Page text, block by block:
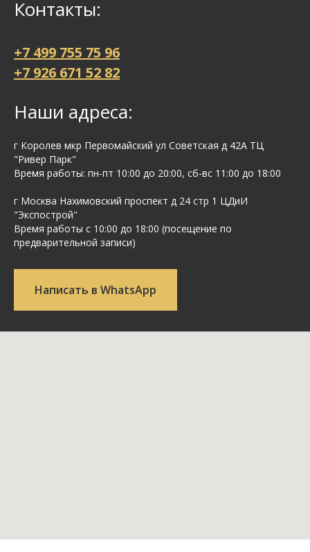
Контакты:
+7 499 755 75 96
+7 926 671 52 82
Наши адреса:
г Королев мкр Первомайский ул Cоветская д 42А ТЦ
"Ривер Парк"
Время работы: пн-пт 10:00 до 20:00, сб-вс 11:00 до 18:00
г Москва Нахимовский проспект д 24 стр 1 ЦДиИ
"Экспострой"
Время работы с 10:00 до 18:00 (посещение по
предварительной записи)
Написать в WhatsApp